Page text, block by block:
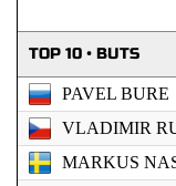
TOP 10 • BUTS
PAVEL BURE
VLADIMIR
MARKUS